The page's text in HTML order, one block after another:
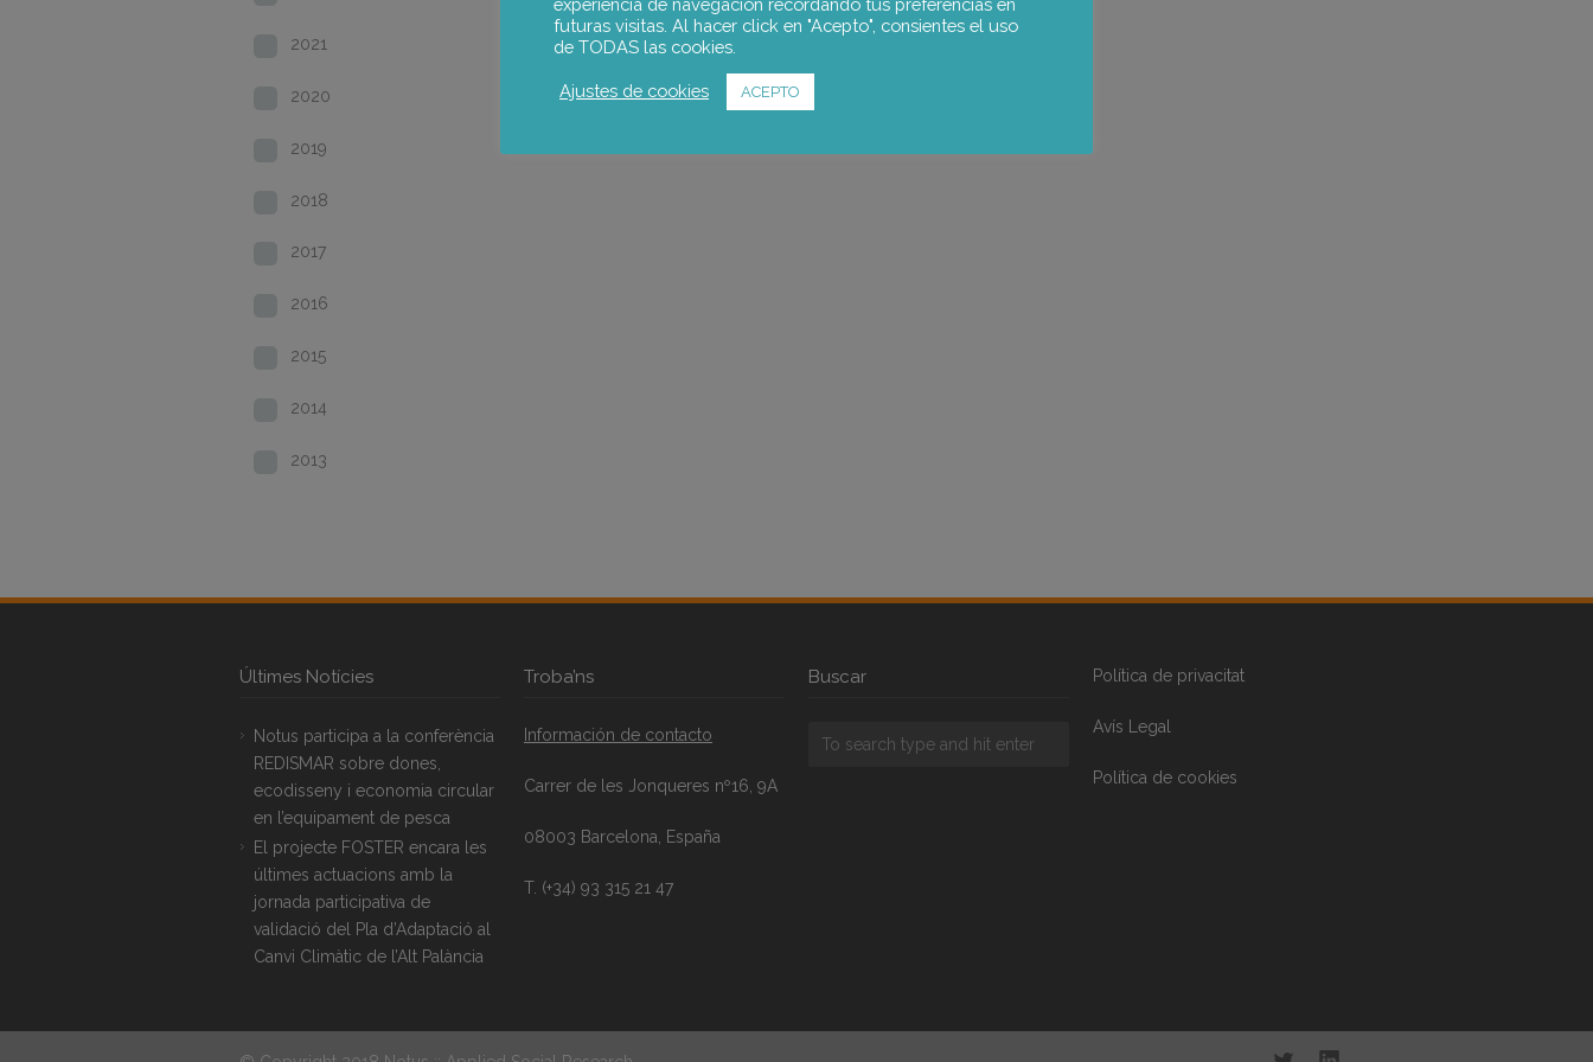
2021
2020
2019
2018
2017
2016
2015
2014
2013
Últimes Notícies
Notus participa a la conferència
REDISMAR sobre dones,
ecodisseny i economia circular
en l’equipament de pesca
El projecte FOSTER encara les
últimes actuacions amb la
jornada participativa de
validació del Pla d’Adaptació al
Canvi Climàtic de l’Alt Palància
Troba’ns
Información de contacto
Carrer de les Jonqueres nº16, 9A
08003 Barcelona, España
T. (+34) 93 315 21 47
Buscar Política de privacitat
Avís Legal
Política de cookies
futuras visitas. Al hacer click en "Acepto", consientes el uso
de TODAS las cookies.
Ajustes de cookies ACEPTO